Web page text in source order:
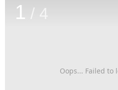
Oops... Failed to
1 / 4